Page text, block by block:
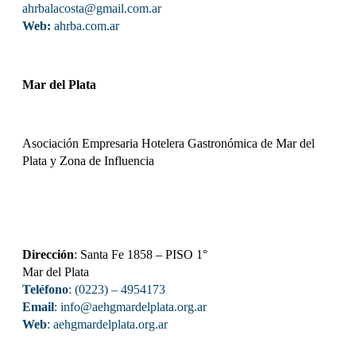
ahrbalacosta@gmail.com.ar
Web: ahrba.com.ar
Mar del Plata
Asociación Empresaria Hotelera Gastronómica de Mar del
Plata y Zona de Influencia
Dirección: Santa Fe 1858 – PISO 1°
Mar del Plata
Teléfono: (0223) – 4954173
Email: info@aehgmardelplata.org.ar
Web: aehgmardelplata.org.ar